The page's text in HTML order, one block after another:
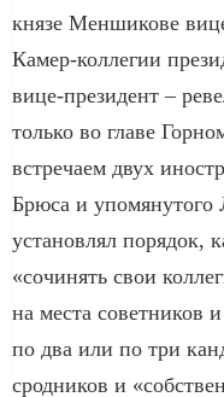
князе Меншикове
Камер-коллегии
вице-президент –
только во главе
встречаем двух
Брюса и упомянутого
установлял порядок,
«сочинять свои
на места советников
по два или по три
сродников и